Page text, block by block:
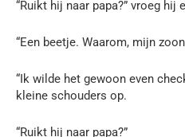
“Ruikt hij naar papa?” vroeg
“Een beetje. Waarom, mijn
“Ik wilde het gewoon even
kleine schouders op.
“Ruikt hij naar papa?”